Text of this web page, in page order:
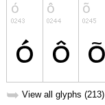
➥ View all glyphs (213)